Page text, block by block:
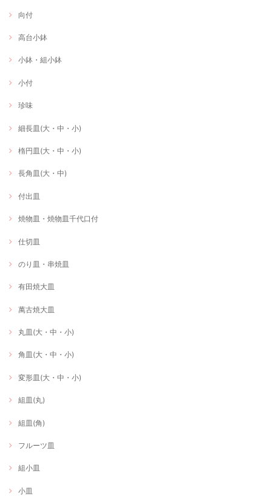
向付
高台小鉢
小鉢・組小鉢
小付
珍味
細長皿(大・中・小)
楕円皿(大・中・小)
長角皿(大・中)
付出皿
焼物皿・焼物皿千代口付
仕切皿
のり皿・串焼皿
有田焼大皿
萬古焼大皿
丸皿(大・中・小)
角皿(大・中・小)
変形皿(大・中・小)
組皿(丸)
組皿(角)
フルーツ皿
組小皿
小皿